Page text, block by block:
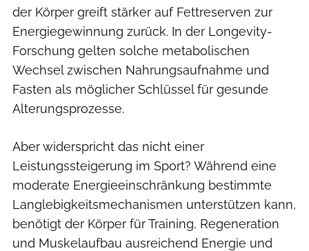
der Körper greift stärker auf Fettreserven zur
Energiegewinnung zurück. In der Longevity-
Forschung gelten solche metabolischen
Wechsel zwischen Nahrungsaufnahme und
Fasten als möglicher Schlüssel für gesunde
Alterungsprozesse.
Aber widerspricht das nicht einer
Leistungssteigerung im Sport? Während eine
moderate Energieeinschränkung bestimmte
Langlebigkeitsmechanismen unterstützen kann,
benötigt der Körper für Training, Regeneration
und Muskelaufbau ausreichend Energie und